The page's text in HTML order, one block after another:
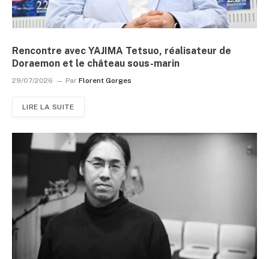
Rencontre avec YAJIMA Tetsuo, réalisateur de
Doraemon et le château sous-marin
29/07/2026 Par Florent Gorges
LIRE LA SUITE